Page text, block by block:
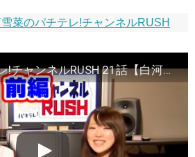
菜のパチテレ!チャンネルRUSH
白河雪菜のパチテレ!チャンネルRUSH 21話【白河雪菜】【辻ヤスシ】